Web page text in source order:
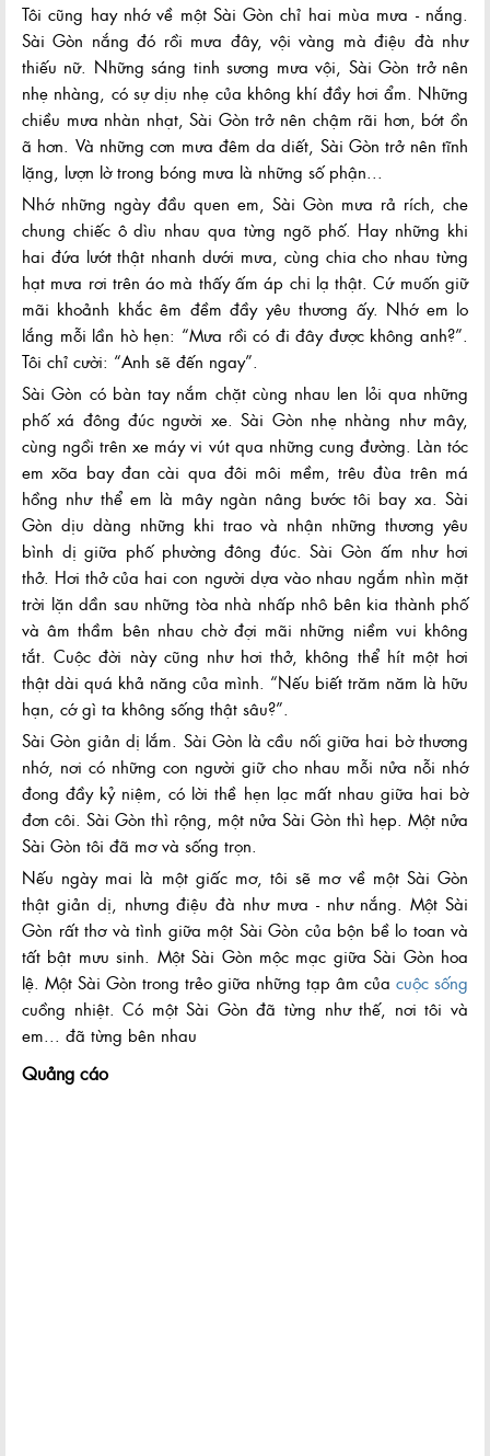
Tôi cũng hay nhớ về một Sài Gòn chỉ hai mùa mưa - nắng.
Sài Gòn nắng đó rồi mưa đây, vội vàng mà điệu đà như
thiếu nữ. Những sáng tinh sương mưa vội, Sài Gòn trở nên
nhẹ nhàng, có sự dịu nhẹ của không khí đầy hơi ẩm. Những
chiều mưa nhàn nhạt, Sài Gòn trở nên chậm rãi hơn, bớt ồn
ã hơn. Và những cơn mưa đêm da diết, Sài Gòn trở nên tĩnh
lặng, lượn lờ trong bóng mưa là những số phận...
Nhớ những ngày đầu quen em, Sài Gòn mưa rả rích, che
chung chiếc ô dìu nhau qua từng ngõ phố. Hay những khi
hai đứa lướt thật nhanh dưới mưa, cùng chia cho nhau từng
hạt mưa rơi trên áo mà thấy ấm áp chi lạ thật. Cứ muốn giữ
mãi khoảnh khắc êm đềm đầy yêu thương ấy. Nhớ em lo
lắng mỗi lần hò hẹn: “Mưa rồi có đi đây được không anh?”.
Tôi chỉ cười: “Anh sẽ đến ngay”.
Sài Gòn có bàn tay nắm chặt cùng nhau len lỏi qua những
phố xá đông đúc người xe. Sài Gòn nhẹ nhàng như mây,
cùng ngồi trên xe máy vi vút qua những cung đường. Làn tóc
em xõa bay đan cài qua đôi môi mềm, trêu đùa trên má
hồng như thể em là mây ngàn nâng bước tôi bay xa. Sài
Gòn dịu dàng những khi trao và nhận những thương yêu
bình dị giữa phố phường đông đúc. Sài Gòn ấm như hơi
thở. Hơi thở của hai con người dựa vào nhau ngắm nhìn mặt
trời lặn dần sau những tòa nhà nhấp nhô bên kia thành phố
và âm thầm bên nhau chờ đợi mãi những niềm vui không
tắt. Cuộc đời này cũng như hơi thở, không thể hít một hơi
thật dài quá khả năng của mình. “Nếu biết trăm năm là hữu
hạn, cớ gì ta không sống thật sâu?”.
Sài Gòn giản dị lắm. Sài Gòn là cầu nối giữa hai bờ thương
nhớ, nơi có những con người giữ cho nhau mỗi nửa nỗi nhớ
đong đầy kỷ niệm, có lời thề hẹn lạc mất nhau giữa hai bờ
đơn côi. Sài Gòn thì rộng, một nửa Sài Gòn thì hẹp. Một nửa
Sài Gòn tôi đã mơ và sống trọn.
Nếu ngày mai là một giấc mơ, tôi sẽ mơ về một Sài Gòn
thật giản dị, nhưng điệu đà như mưa - như nắng. Một Sài
Gòn rất thơ và tình giữa một Sài Gòn của bộn bề lo toan và
tất bật mưu sinh. Một Sài Gòn mộc mạc giữa Sài Gòn hoa
lệ. Một Sài Gòn trong trẻo giữa những tạp âm của cuộc sống
cuồng nhiệt. Có một Sài Gòn đã từng như thế, nơi tôi và
em... đã từng bên nhau
Quảng cáo